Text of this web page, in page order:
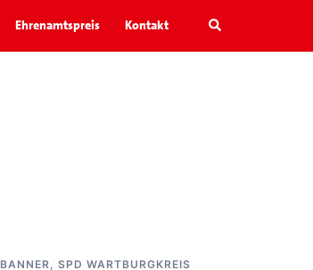
Ehrenamtspreis Kontakt Search
BANNER SPD WARTBURGKREIS